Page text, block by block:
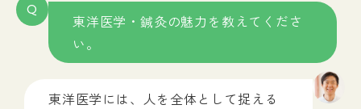
東洋医学・鍼灸の魅力を教えてくださ
い。
Q
東洋医学には、人を全体として捉える